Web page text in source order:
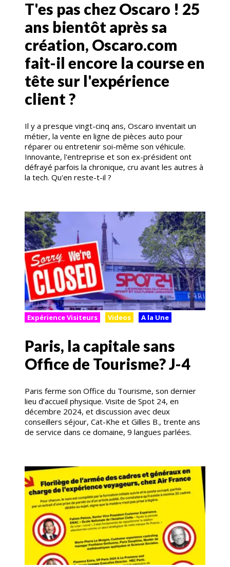
T'es pas chez Oscaro ! 25
ans bientôt après sa
création, Oscaro.com
fait-il encore la course en
tête sur l'expérience
client ?
Il y a presque vingt-cinq ans, Oscaro inventait un
métier, la vente en ligne de pièces auto pour
réparer ou entretenir soi-même son véhicule.
Innovante, l'entreprise et son ex-président ont
défrayé parfois la chronique, cru avant les autres à
la tech. Qu'en reste-t-il ?
Expérience Visiteurs Videos A la Une
Paris, la capitale sans
Office de Tourisme? J-4
Paris ferme son Office du Tourisme, son dernier
lieu d’accueil physique. Visite de Spot 24, en
décembre 2024, et discussion avec deux
conseillers séjour, Cat-Khe et Gilles B., trente ans
de service dans ce domaine, 9 langues parlées.